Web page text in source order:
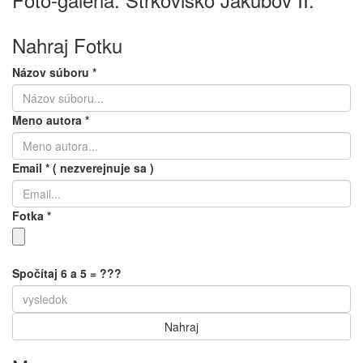
Foto-galéria: Štrkovisko Jakubov II.
Nahraj Fotku
Názov súboru*